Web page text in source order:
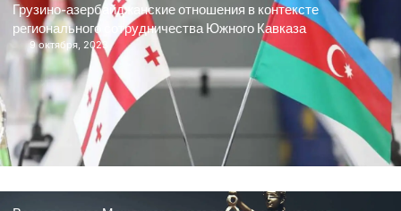
Грузино-азербайджанские отношения в контексте
регионального сотрудничества Южного Кавказа
9 октября, 2023